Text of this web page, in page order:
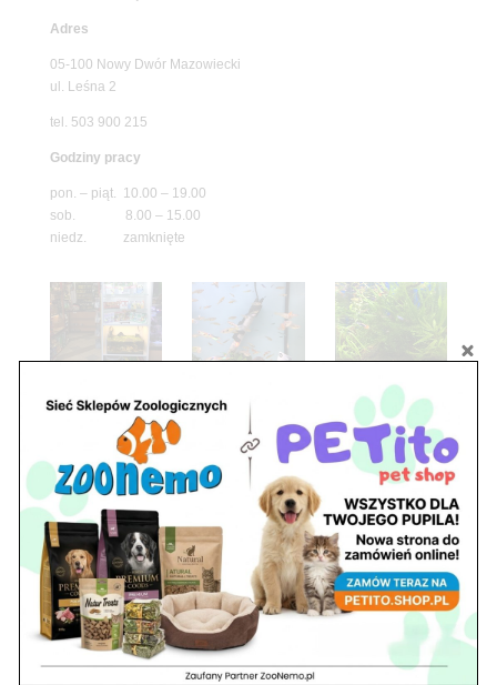
Adres
05-100 Nowy Dwór Mazowiecki
ul. Leśna 2
tel. 503 900 215
Godziny pracy
pon. – piąt. 10.00 – 19.00
sob. 8.00 – 15.00
niedz. zamknięte